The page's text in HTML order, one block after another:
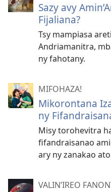
Sazy avy
Fijaliana?
Tsy mampiasa
Andriamanitra,
ny fahotany.
MIFOHAZA!
Mikorontana
ny
Misy torohevitra
fifandraisanao
ary ny zanakao
VALIN’IREO